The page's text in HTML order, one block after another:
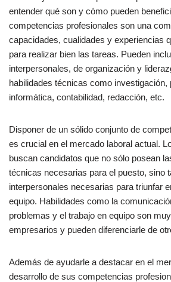
Mejore su rendimiento laboral
Aumente su potencial de ingresos
Amplíe sus oportunidades
Reconocer las debilidades
Comunicación
4. 4. Aprendizaje continuo
Cursos de desarrollo profesional
Recursos en línea
entender qué son y cómo pueden
competencias profesionales son una
capacidades, cualidades y experiencias
para realizar bien las tareas. Pueden
interpersonales, de organización y
habilidades técnicas como investigación,
informática, contabilidad, redacción, etc.
Disponer de un sólido conjunto de
es crucial en el mercado laboral actual.
buscan candidatos que no sólo posean
técnicas necesarias para el puesto, sino
interpersonales necesarias para triunfar
equipo. Habilidades como la
problemas y el trabajo en equipo son
empresarios y pueden diferenciarle de
Además de ayudarle a destacar en el
desarrollo de sus competencias